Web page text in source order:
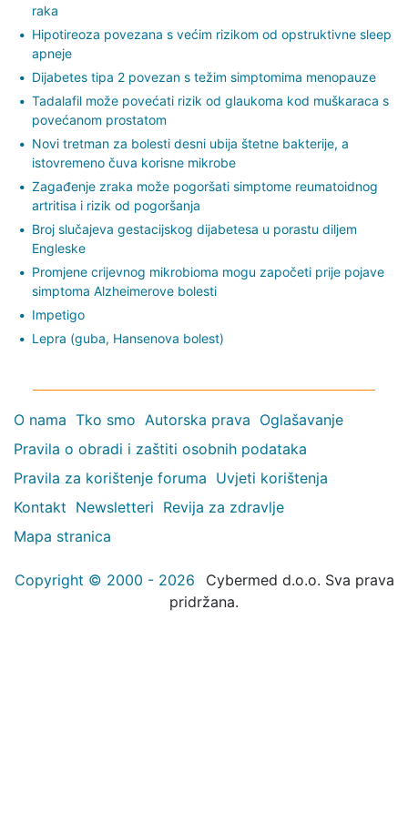
raka
Hipotireoza povezana s većim rizikom od opstruktivne sleep
apneje
Dijabetes tipa 2 povezan s težim simptomima menopauze
Tadalafil može povećati rizik od glaukoma kod muškaraca s
povećanom prostatom
Novi tretman za bolesti desni ubija štetne bakterije, a
istovremeno čuva korisne mikrobe
Zagađenje zraka može pogoršati simptome reumatoidnog
artritisa i rizik od pogoršanja
Broj slučajeva gestacijskog dijabetesa u porastu diljem
Engleske
Promjene crijevnog mikrobioma mogu započeti prije pojave
simptoma Alzheimerove bolesti
Impetigo
Lepra (guba, Hansenova bolest)
O nama Tko smo Autorska prava Oglašavanje
Pravila o obradi i zaštiti osobnih podataka
Pravila za korištenje foruma Uvjeti korištenja
Kontakt Newsletteri Revija za zdravlje
Mapa stranica
Copyright © 2000 - 2026
Cybermed d.o.o. Sva prava
pridržana.